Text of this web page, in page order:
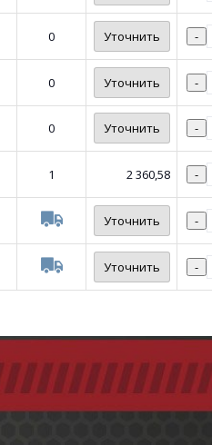
0 Уточнить -
0 Уточнить -
0 Уточнить -
1 2 360,58 -
Уточнить -
Уточнить -